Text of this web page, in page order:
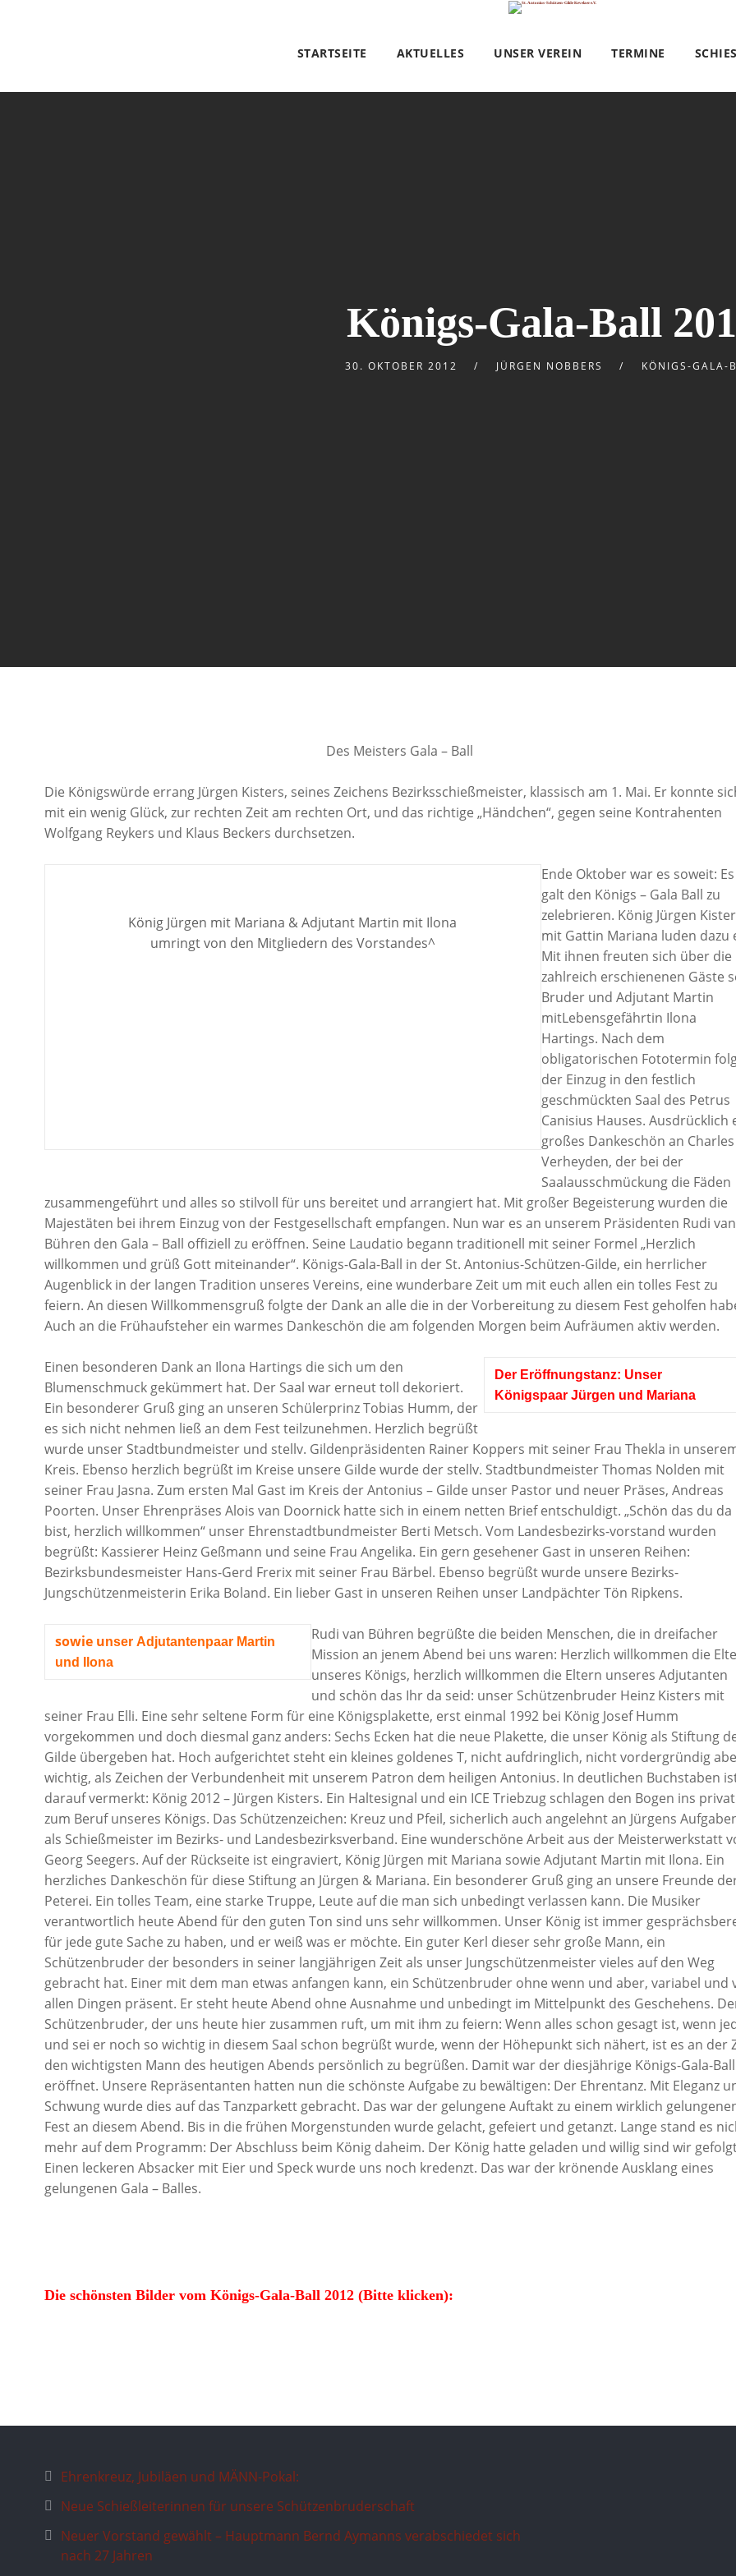
STARTSEITE AKTUELLES UNSER VEREIN TERMINE
Königs-Gala-Ball
30. OKTOBER 2012 JÜRGEN NOBBERS KÖNIGS-GALA-
Des Meisters Gala – Ball
Die Königswürde errang Jürgen Kisters, seines Zeichens Bezirksschießmeister, klassisch am 1. Mai. Er konnte
mit ein wenig Glück, zur rechten Zeit am rechten Ort, und das richtige „Händchen“, gegen seine Kontrahenten
Wolfgang Reykers und Klaus Beckers durchsetzen.
König Jürgen mit Mariana & Adjutant Martin mit Ilona
umringt von den Mitgliedern des Vorstandes^
Ende Oktober war es soweit: Es
galt den Königs – Gala Ball zu
zelebrieren. König Jürgen
mit Gattin Mariana luden dazu
Mit ihnen freuten sich über die
zahlreich erschienenen Gäste
Bruder und Adjutant Martin
mitLebensgefährtin Ilona
Hartings. Nach dem
obligatorischen Fototermin
der Einzug in den festlich
geschmückten Saal des Petrus
Canisius Hauses. Ausdrücklich
großes Dankeschön an Charles
Verheyden, der bei der
Saalausschmückung die Fäden
zusammengeführt und alles so stilvoll für uns bereitet und arrangiert hat. Mit großer Begeisterung wurden die
Majestäten bei ihrem Einzug von der Festgesellschaft empfangen. Nun war es an unserem Präsidenten Rudi van
Bühren den Gala – Ball offiziell zu eröffnen. Seine Laudatio begann traditionell mit seiner Formel „Herzlich
willkommen und grüß Gott miteinander“. Königs-Gala-Ball in der St. Antonius-Schützen-Gilde, ein herrlicher
Augenblick in der langen Tradition unseres Vereins, eine wunderbare Zeit um mit euch allen ein tolles Fest zu
feiern. An diesen Willkommensgruß folgte der Dank an alle die in der Vorbereitung zu diesem Fest geholfen
Auch an die Frühaufsteher ein warmes Dankeschön die am folgenden Morgen beim Aufräumen aktiv werden.
Der Eröffnungstanz: Unser
KönigspaarJürgen und Mariana
Einen besonderen Dank an Ilona Hartings die sich um den
Blumenschmuck gekümmert hat. Der Saal war erneut toll dekoriert.
Ein besonderer Gruß ging an unseren Schülerprinz Tobias Humm, der
es sich nicht nehmen ließ an dem Fest teilzunehmen. Herzlich begrüßt
wurde unser Stadtbundmeister und stellv. Gildenpräsidenten Rainer Koppers mit seiner Frau Thekla in
Kreis. Ebenso herzlich begrüßt im Kreise unsere Gilde wurde der stellv. Stadtbundmeister Thomas Nolden mit
seiner Frau Jasna. Zum ersten Mal Gast im Kreis der Antonius – Gilde unser Pastor und neuer Präses, Andreas
Poorten. Unser Ehrenpräses Alois van Doornick hatte sich in einem netten Brief entschuldigt. „Schön das du da
bist, herzlich willkommen“ unser Ehrenstadtbundmeister Berti Metsch. Vom Landesbezirks-vorstand wurden
begrüßt: Kassierer Heinz Geßmann und seine Frau Angelika. Ein gern gesehener Gast in unseren Reihen:
Bezirksbundesmeister Hans-Gerd Frerix mit seiner Frau Bärbel. Ebenso begrüßt wurde unsere Bezirks-
Jungschützenmeisterin Erika Boland. Ein lieber Gast in unseren Reihen unser Landpächter Tön Ripkens.
sowie unser Adjutantenpaar Martin
und Ilona
Rudi van Bühren begrüßte die beiden Menschen, die in dreifacher
Mission an jenem Abend bei uns waren: Herzlich willkommen die
unseres Königs, herzlich willkommen die Eltern unseres Adjutanten
und schön das Ihr da seid: unser Schützenbruder Heinz Kisters mit
seiner Frau Elli. Eine sehr seltene Form für eine Königsplakette, erst einmal 1992 bei König Josef Humm
vorgekommen und doch diesmal ganz anders: Sechs Ecken hat die neue Plakette, die unser König als Stiftung
Gilde übergeben hat. Hoch aufgerichtet steht ein kleines goldenes T, nicht aufdringlich, nicht vordergründig
wichtig, als Zeichen der Verbundenheit mit unserem Patron dem heiligen Antonius. In deutlichen Buchstaben
darauf vermerkt: König 2012 – Jürgen Kisters. Ein Haltesignal und ein ICE Triebzug schlagen den Bogen ins
zum Beruf unseres Königs. Das Schützenzeichen: Kreuz und Pfeil, sicherlich auch angelehnt an Jürgens
als Schießmeister im Bezirks- und Landesbezirksverband. Eine wunderschöne Arbeit aus der Meisterwerkstatt
Georg Seegers. Auf der Rückseite ist eingraviert, König Jürgen mit Mariana sowie Adjutant Martin mit Ilona. Ein
herzliches Dankeschön für diese Stiftung an Jürgen & Mariana. Ein besonderer Gruß ging an unsere Freunde
Peterei. Ein tolles Team, eine starke Truppe, Leute auf die man sich unbedingt verlassen kann. Die Musiker
verantwortlich heute Abend für den guten Ton sind uns sehr willkommen. Unser König ist immer
für jede gute Sache zu haben, und er weiß was er möchte. Ein guter Kerl dieser sehr große Mann, ein
Schützenbruder der besonders in seiner langjährigen Zeit als unser Jungschützenmeister vieles auf den Weg
gebracht hat. Einer mit dem man etwas anfangen kann, ein Schützenbruder ohne wenn und aber, variabel und
allen Dingen präsent. Er steht heute Abend ohne Ausnahme und unbedingt im Mittelpunkt des Geschehens.
Schützenbruder, der uns heute hier zusammen ruft, um mit ihm zu feiern: Wenn alles schon gesagt ist, wenn
und sei er noch so wichtig in diesem Saal schon begrüßt wurde, wenn der Höhepunkt sich nähert, ist es an der
den wichtigsten Mann des heutigen Abends persönlich zu begrüßen. Damit war der diesjährige Königs-Gala-Ball
eröffnet. Unsere Repräsentanten hatten nun die schönste Aufgabe zu bewältigen: Der Ehrentanz. Mit Eleganz
Schwung wurde dies auf das Tanzparkett gebracht. Das war der gelungene Auftakt zu einem wirklich
Fest an diesem Abend. Bis in die frühen Morgenstunden wurde gelacht, gefeiert und getanzt. Lange stand es
mehr auf dem Programm: Der Abschluss beim König daheim. Der König hatte geladen und willig sind wir
Einen leckeren Absacker mit Eier und Speck wurde uns noch kredenzt. Das war der krönende Ausklang eines
gelungenen Gala – Balles.
Die schönsten Bilder vom Königs-Gala-Ball 2012 (Bitte klicken):
Ehrenkreuz, Jubiläen und MÄNN-Pokal:
Neue Schießleiterinnen für unsere Schützenbruderschaft
Neuer Vorstand gewählt – Hauptmann Bernd Aymanns verabschiedet sich
nach 27 Jahren